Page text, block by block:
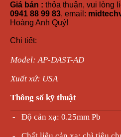
Giá bán : thỏa thuận, vui lòng
0941 88 99 83, email:
Hoàng Anh Quý!
Chi tiết:
Model: AP-DAST-AD
Xuất xứ: USA
Thông số kỹ thuật
-
Độ cản xạ: 0.25mm Pb